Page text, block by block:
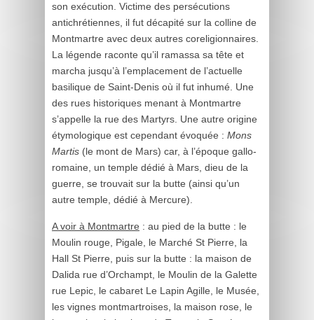
son exécution. Victime des persécutions
antichrétiennes, il fut décapité sur la colline de
Montmartre avec deux autres coreligionnaires.
La légende raconte qu’il ramassa sa tête et
marcha jusqu’à l’emplacement de l’actuelle
basilique de Saint-Denis où il fut inhumé. Une
des rues historiques menant à Montmartre
s’appelle la rue des Martyrs. Une autre origine
étymologique est cependant évoquée : Mons
Martis (le mont de Mars) car, à l’époque gallo-
romaine, un temple dédié à Mars, dieu de la
guerre, se trouvait sur la butte (ainsi qu’un
autre temple, dédié à Mercure).
A voir à Montmartre : au pied de la butte : le
Moulin rouge, Pigale, le Marché St Pierre, la
Hall St Pierre, puis sur la butte : la maison de
Dalida rue d’Orchampt, le Moulin de la Galette
rue Lepic, le cabaret Le Lapin Agille, le Musée,
les vignes montmartroises, la maison rose, le